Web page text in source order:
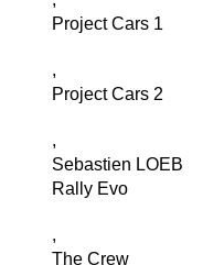
Project Cars 1
,
Project Cars 2
,
Sebastien LOEB
Rally Evo
,
The Crew